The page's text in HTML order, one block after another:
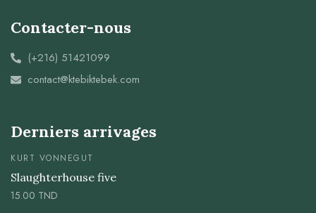
Contacter-nous
(+216) 51421099
contact@ktebiktebek.com
Derniers arrivages
KURT VONNEGUT
Slaughterhouse five
15.00 TND